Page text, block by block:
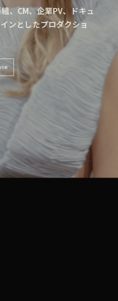
、CM、企業PV、ドキュ
ンとしたプロダクショ